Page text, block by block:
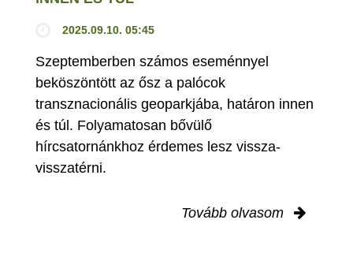
2025.09.10. 05:45
Szeptemberben számos eseménnyel
beköszöntött az ősz a palócok
transznacionális geoparkjába, határon innen
és túl. Folyamatosan bővülő
hírcsatornánkhoz érdemes lesz vissza-
visszatérni.
Tovább olvasom